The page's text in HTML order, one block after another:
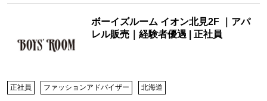
ボーイズルーム イオン北見2F ｜アパ
レル販売｜経験者優遇 | 正社員
正社員 ファッションアドバイザー 北海道